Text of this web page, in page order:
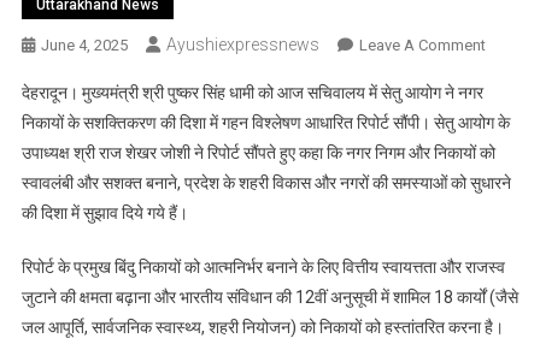
Uttarakhand News
June 4, 2025 Ayushiexpressnews Leave A CommentOn
शहरी
स्थानीय
निकायों
बनाने
के
लिए
देहरादून। मुख्यमंत्री श्री पुष्कर सिंह धामी को आज सचिवालय में सेतु आयोग ने नगर
निकायों के सशक्तिकरण की दिशा में गहन विश्लेषण आधारित रिपोर्ट सौंपी। सेतु आयोग के
उपाध्यक्ष श्री राज शेखर जोशी ने रिपोर्ट सौंपते हुए कहा कि नगर निगम और निकायों को
स्वावलंबी और सशक्त बनाने, प्रदेश के शहरी विकास और नगरों की समस्याओं को सुधारने
की दिशा में सुझाव दिये गये हैं।
रिपोर्ट के प्रमुख बिंदु निकायों को आत्मनिर्भर बनाने के लिए वित्तीय स्वायत्तता और राजस्व
जुटाने की क्षमता बढ़ाना और भारतीय संविधान की 12वीं अनुसूची में शामिल 18 कार्यों (जैसे
जल आपूर्ति, सार्वजनिक स्वास्थ्य, शहरी नियोजन) को निकायों को हस्तांतरित करना है।